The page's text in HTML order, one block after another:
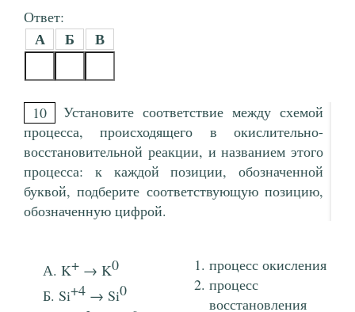
Ответ:
А Б В
10
Установите соответствие между схемой
процесса, происходящего в окислительно-
восстановительной реакции, и названием этого
процесса: к каждой позиции, обозначенной
буквой, подберите соответствующую позицию,
обозначенную цифрой.
K+ → K0
Si+4 → Si0
процесс окисления
процесс
восстановления